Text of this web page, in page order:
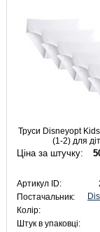
Труси Disneyopt
(1-2) для
Ціна за штучку:
Артикул ID:
Постачальник:
Колір:
Штук в упаковці: